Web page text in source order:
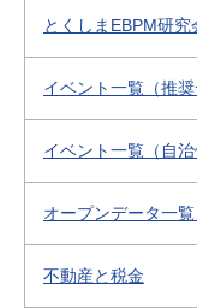
とくしまEBPM研究
イベント一覧（推奨
イベント一覧（自
オープンデータ一
不動産と税金